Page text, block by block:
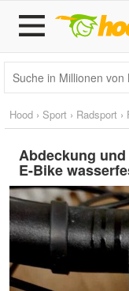
Hood › Sport › Radsport ›
Abdeckung und
E-Bike